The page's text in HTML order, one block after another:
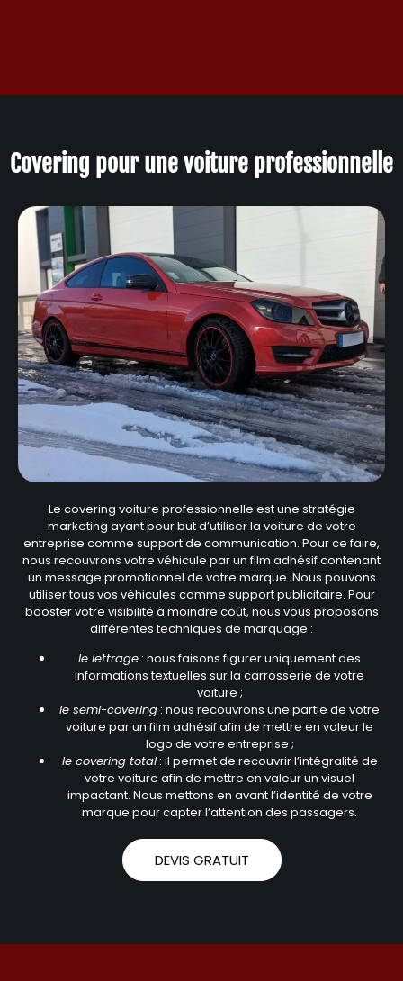
Covering pour une voiture professionnelle
Le covering voiture professionnelle est une stratégie
marketing ayant pour but d’utiliser la voiture de votre
entreprise comme support de communication. Pour ce faire,
nous recouvrons votre véhicule par un film adhésif contenant
un message promotionnel de votre marque. Nous pouvons
utiliser tous vos véhicules comme support publicitaire. Pour
booster votre visibilité à moindre coût, nous vous proposons
différentes techniques de marquage :
le lettrage : nous faisons figurer uniquement des
informations textuelles sur la carrosserie de votre
voiture ;
le semi-covering : nous recouvrons une partie de votre
voiture par un film adhésif afin de mettre en valeur le
logo de votre entreprise ;
le covering total: il permet de recouvrir l’intégralité de
votre voiture afin de mettre en valeur un visuel
impactant. Nous mettons en avant l’identité de votre
marque pour capter l’attention des passagers.
DEVIS GRATUIT